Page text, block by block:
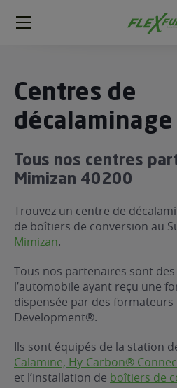
Méga
?
du carburant avec
garagiste
Centres de
Tous nos centres
Mimizan 40200
Trouvez un centre de
de boîtiers de conversion au
Mimizan.
Tous nos partenaires sont
l’automobile ayant reçu une
dispensée par des formateurs
Development®.
Ils sont équipés de la station
Calamine, Hy-Carbon®
et l’installation de boîtiers de